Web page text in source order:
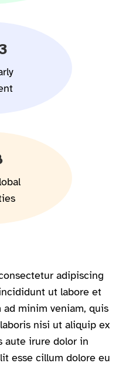
adipiscing
ut labore et
minim veniam, quis
nisi ut aliquip ex
aute irure dolor in
esse cillum dolore eu